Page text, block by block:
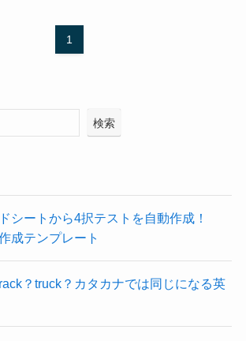
1
検索
シートから4択テストを自動作成！
成テンプレート
？truck？カタカナでは同じになる英